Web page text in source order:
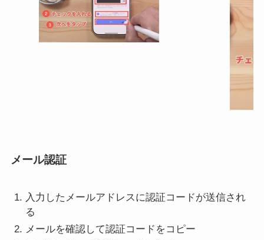
メール認証
入力したメールアドレスに認証コードが送信され
る
メールを確認して認証コードをコピー